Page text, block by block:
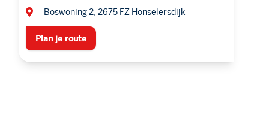
Boswoning 2, 2675 FZ Honselersdijk
Plan je route